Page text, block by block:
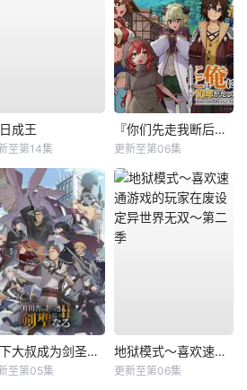
成王
至第14集
『你们先走我断后』，于是10年后我成为了传说
更新至第06集
乡下大叔成为剑圣第二季
至第05集
地狱模式～喜欢速通游戏的玩家在废设定异世界无双～第二季
更新至第06集